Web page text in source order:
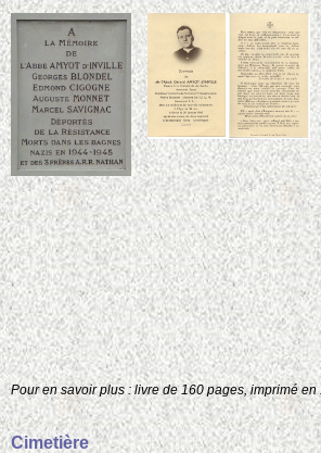
Pour en savoir plus : livre de 160 pages, imprimé
Cimetière